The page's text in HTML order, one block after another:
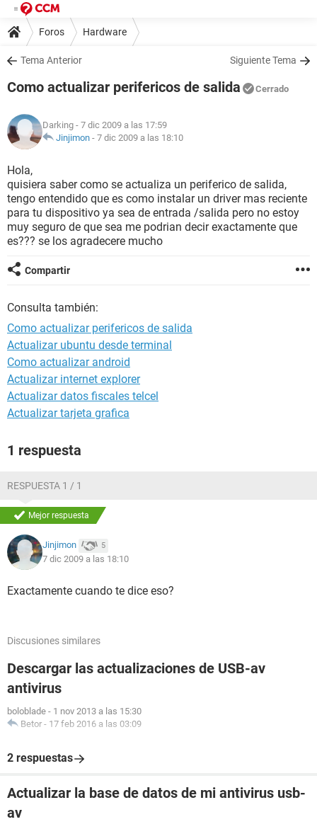
Foros Hardware
Tema Anterior Siguiente Tema
Como actualizar perifericos de salida Cerrado
Darking - 7 dic 2009 a las 17:59
Jinjimon - 7 dic 2009 a las 18:10
Hola,
quisiera saber como se actualiza un periferico de salida,
tengo entendido que es como instalar un driver mas reciente
para tu dispositivo ya sea de entrada /salida pero no estoy
muy seguro de que sea me podrian decir exactamente que
es??? se los agradecere mucho
Compartir
Consulta también:
Como actualizar perifericos de salida
Actualizar ubuntu desde terminal
Como actualizar android
Actualizar internet explorer
Actualizar datos fiscales telcel
Actualizar tarjeta grafica
1 respuesta
RESPUESTA 1 / 1
Mejor respuesta
Jinjimon 5
7 dic 2009 a las 18:10
Exactamente cuando te dice eso?
Discusiones similares
Descargar las actualizaciones de USB-av
antivirus
boloblade - 1 nov 2013 a las 15:30
Betor - 17 feb 2016 a las 03:09
2 respuestas
Actualizar la base de datos de mi antivirus usb-
av